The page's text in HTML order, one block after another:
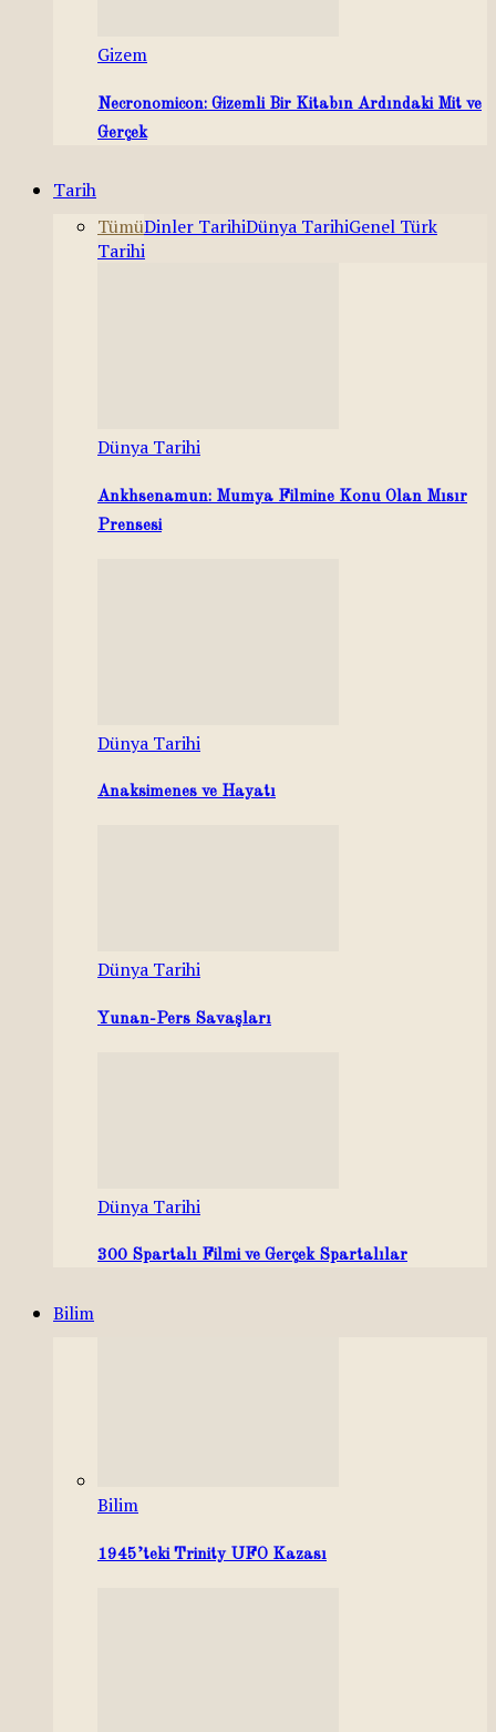
Gizem
Necronomicon: Gizemli Bir Kitabın Ardındaki Mit ve
Gerçek
Tarih
TümüDinler TarihiDünya TarihiGenel Türk
Tarihi
Dünya Tarihi
Ankhsenamun: Mumya Filmine Konu Olan Mısır
Prensesi
Dünya Tarihi
Anaksimenes ve Hayatı
Dünya Tarihi
Yunan-Pers Savaşları
Dünya Tarihi
300 Spartalı Filmi ve Gerçek Spartalılar
Bilim
Bilim
1945’teki Trinity UFO Kazası